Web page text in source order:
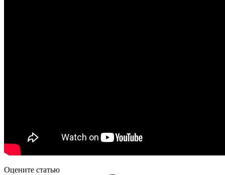
Оцените статью